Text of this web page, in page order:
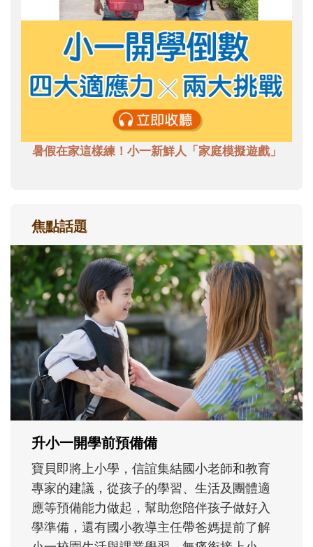
暑假在家這樣練！小一新鮮人「家庭模擬遊戲」
焦點話題
和孩子一起長大的那個男人│讀懂父親的
不同模樣
沒有人天生就擅長當爸爸！男人總是在一次
次「前所未有」的體驗中，跟著孩子一起長
大。從給予安全感的肢體遊戲，到獨立自
主、角色認同及解決問題的能力養成。爸爸
正嘗試用不同的模樣，參與孩子每個重要的